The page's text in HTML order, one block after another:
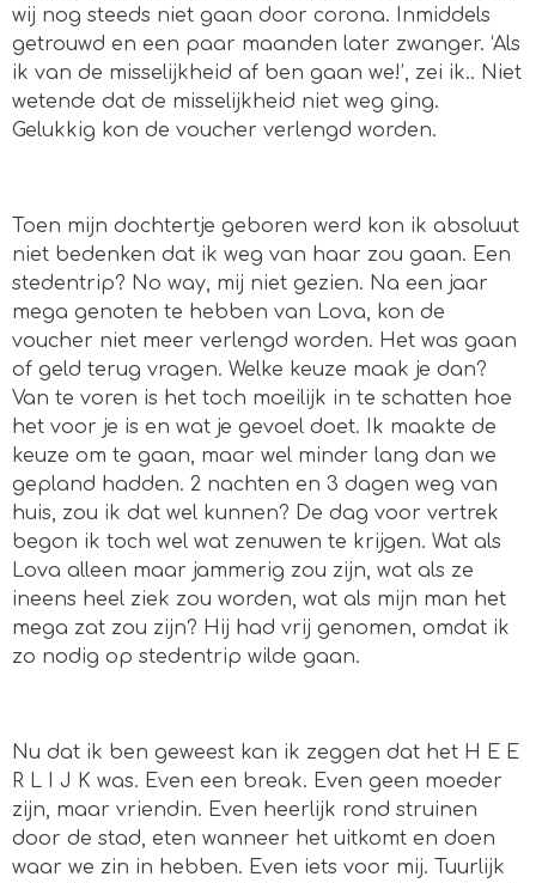
wij nog steeds niet gaan door corona. Inmiddels
getrouwd en een paar maanden later zwanger. ‘Als
ik van de misselijkheid af ben gaan we!’, zei ik.. Niet
wetende dat de misselijkheid niet weg ging.
Gelukkig kon de voucher verlengd worden.
Toen mijn dochtertje geboren werd kon ik absoluut
niet bedenken dat ik weg van haar zou gaan. Een
stedentrip? No way, mij niet gezien. Na een jaar
mega genoten te hebben van Lova, kon de
voucher niet meer verlengd worden. Het was gaan
of geld terug vragen. Welke keuze maak je dan?
Van te voren is het toch moeilijk in te schatten hoe
het voor je is en wat je gevoel doet. Ik maakte de
keuze om te gaan, maar wel minder lang dan we
gepland hadden. 2 nachten en 3 dagen weg van
huis, zou ik dat wel kunnen? De dag voor vertrek
begon ik toch wel wat zenuwen te krijgen. Wat als
Lova alleen maar jammerig zou zijn, wat als ze
ineens heel ziek zou worden, wat als mijn man het
mega zat zou zijn? Hij had vrij genomen, omdat ik
zo nodig op stedentrip wilde gaan.
Nu dat ik ben geweest kan ik zeggen dat het H E E
R L I J K was. Even een break. Even geen moeder
zijn, maar vriendin. Even heerlijk rond struinen
door de stad, eten wanneer het uitkomt en doen
waar we zin in hebben. Even iets voor mij. Tuurlijk